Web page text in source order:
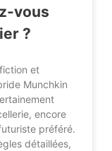
vous
?
et
Munchkin
encore
préféré.
détaillées,